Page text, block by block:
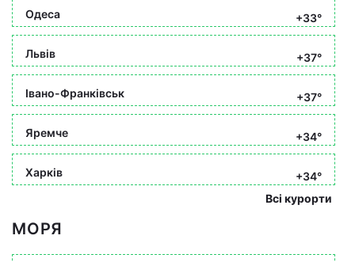
Одеса +33°
Львів +37°
Івано-Франківськ +37°
Яремче +34°
Харків
+34°
Всі курорти
МОРЯ